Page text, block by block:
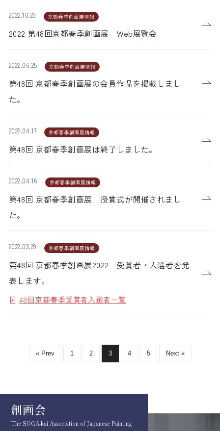
2022.10.23 京都春季創画展情報
2022 第48回京都春季創画展 Web展覧会
2022.06.25 京都春季創画展情報
第48回 京都春季創画展の会員作品を掲載しまし
た。
2022.04.17 京都春季創画展情報
第48回 京都春季創画展は終了しました。
2022.04.16 京都春季創画展情報
第48回 京都春季創画展 授賞式が開催されまし
た。
2022.03.29 京都春季創画展情報
第48回 京都春季創画展2022 受賞者・入選者を発
表します。
48回京都春季受賞者入選者一覧
« Prev 1 2 3 4 5 Next »
創画会
The SOGA-kai Association of Japanese Painting